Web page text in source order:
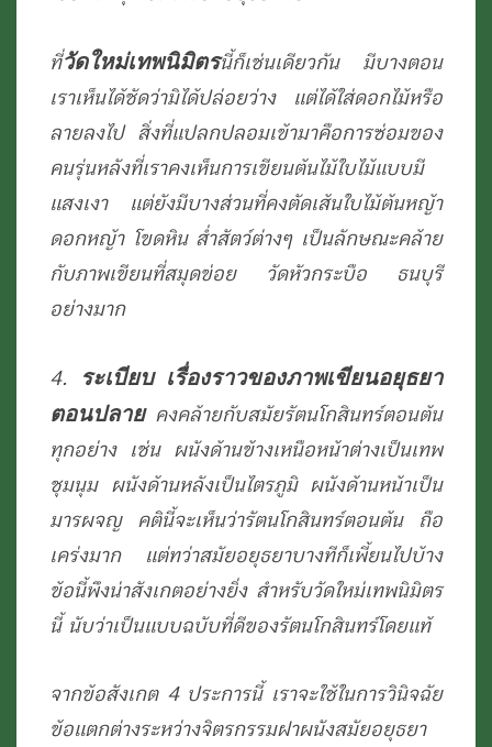
ที่วัดใหม่เทพนิมิตรนี้ก็เช่นเดียวกัน มีบางตอน
เราเห็นได้ชัดว่ามิได้ปล่อยว่าง แต่ได้ใส่ดอกไม้หรือ
ลายลงไป สิ่งที่แปลกปลอมเข้ามาคือการซ่อมของ
คนรุ่นหลังที่เราคงเห็นการเขียนต้นไม้ใบไม้แบบมี
แสงเงา แต่ยังมีบางส่วนที่คงตัดเส้นใบไม้ต้นหญ้า
ดอกหญ้า โขดหิน ส่ำสัตว์ต่างๆ เป็นลักษณะคล้าย
กับภาพเขียนที่สมุดข่อย วัดหัวกระบือ ธนบุรี
อย่างมาก
4.
ระเบียบ เรื่องราวของภาพเขียนอยุธยา
ตอนปลายคงคล้ายกับสมัยรัตนโกสินทร์ตอนต้น
ทุกอย่าง เช่น ผนังด้านข้างเหนือหน้าต่างเป็นเทพ
ชุมนุม ผนังด้านหลังเป็นไตรภูมิ ผนังด้านหน้าเป็น
มารผจญ คตินี้จะเห็นว่ารัตนโกสินทร์ตอนต้น ถือ
เคร่งมาก แต่ทว่าสมัยอยุธยาบางทีก็เพี้ยนไปบ้าง
ข้อนี้พึงน่าสังเกตอย่างยิ่ง สำหรับวัดใหม่เทพนิมิตร
นี้ นับว่าเป็นแบบฉบับที่ดีของรัตนโกสินทร์โดยแท้
จากข้อสังเกต 4 ประการนี้ เราจะใช้ในการวินิจฉัย
ข้อแตกต่างระหว่างจิตรกรรมฝาผนังสมัยอยุธยา